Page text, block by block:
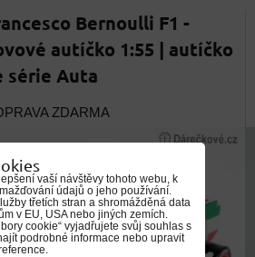
Bernoulli F1 -
autíčko 1:55 | autíčko
série Auta
ZDARMA
vaší návštěvy tohoto webu, k
údajů o jeho používání.
třetích stran a shromážděná data
v EU, USA nebo jiných zemích.
cookie“ vyjadřujete svůj souhlas s
podrobné informace nebo upravit